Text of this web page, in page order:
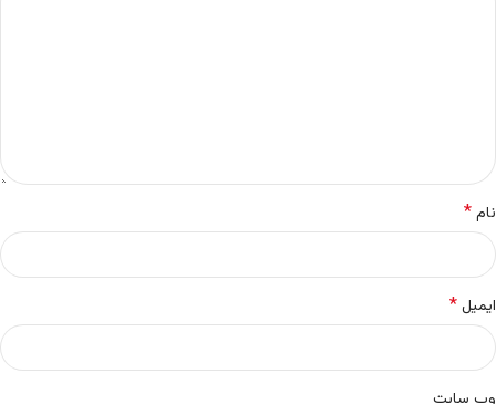
نام*
ایمیل*